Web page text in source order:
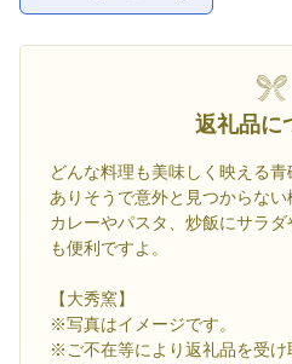
返礼品に
どんな料理も美味しく映える青
ありそうで意外と見つからない
カレーやパスタ、炒飯にサラ
も便利ですよ。
【大秀窯】
※写真はイメージです。
※ご不在等により返礼品を受け